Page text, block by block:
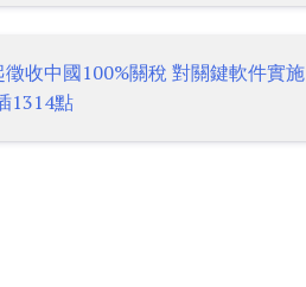
收中國100%關稅 對關鍵軟件實施
1314點